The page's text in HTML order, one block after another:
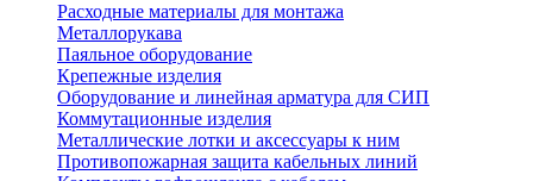
Расходные материалы для монтажа
Металлорукава
Паяльное оборудование
Крепежные изделия
Оборудование и линейная арматура для СИП
Коммутационные изделия
Металлические лотки и аксессуары к ним
Противопожарная защита кабельных линий